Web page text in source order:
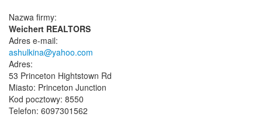
Nazwa firmy:
Weichert REALTORS
Adres e-mail:
ashulkina@yahoo.com
Adres:
53 Princeton Hightstown Rd
Miasto: Princeton Junction
Kod pocztowy: 8550
Telefon: 6097301562